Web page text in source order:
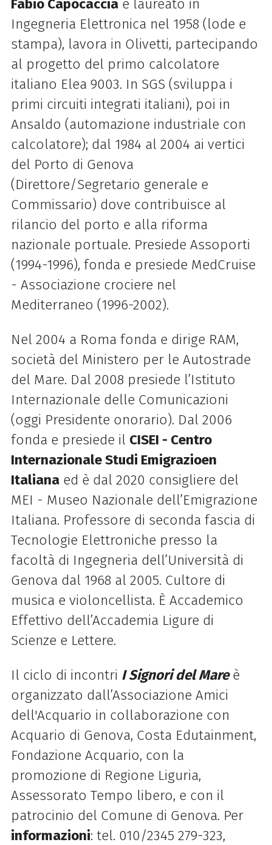
Fabio Capocacciaè laureato in
Ingegneria Elettronica nel 1958 (lode e
stampa), lavora in Olivetti, partecipando
al progetto del primo calcolatore
italiano Elea 9003. In SGS (sviluppa i
primi circuiti integrati italiani), poi in
Ansaldo (automazione industriale con
calcolatore); dal 1984 al 2004 ai vertici
del Porto di Genova
(Direttore/Segretario generale e
Commissario) dove contribuisce al
rilancio del porto e alla riforma
nazionale portuale. Presiede Assoporti
(1994-1996), fonda e presiede MedCruise
- Associazione crociere nel
Mediterraneo (1996-2002).
Nel 2004 a Roma fonda e dirige RAM,
società del Ministero per le Autostrade
del Mare. Dal 2008 presiede l’Istituto
Internazionale delle Comunicazioni
(oggi Presidente onorario). Dal 2006
fonda e presiede il CISEI - Centro
Internazionale Studi Emigrazioen
Italianaed è dal 2020 consigliere del
MEI - Museo Nazionale dell’Emigrazione
Italiana. Professore di seconda fascia di
Tecnologie Elettroniche presso la
facoltà di Ingegneria dell’Università di
Genova dal 1968 al 2005. Cultore di
musica e violoncellista. È Accademico
Effettivo dell’Accademia Ligure di
Scienze e Lettere.
Il ciclo di incontri I Signori del Mareè
organizzato dall’Associazione Amici
dell'Acquario in collaborazione con
Acquario di Genova, Costa Edutainment,
Fondazione Acquario, con la
promozione di Regione Liguria,
Assessorato Tempo libero, e con il
patrocinio del Comune di Genova. Per
informazioni: tel. 010/2345 279-323,